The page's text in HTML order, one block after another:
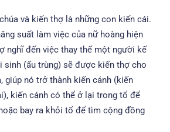
và kiến thợ là những con kiến cái.
suất làm việc của nữ hoàng hiện
nghĩ đến việc thay thế một người kế
sinh (ấu trùng) sẽ được kiến thợ cho
giúp nó trở thành kiến cánh (kiến
kiến cánh có thể ở lại trong tổ để
bay ra khỏi tổ để tìm cộng đồng